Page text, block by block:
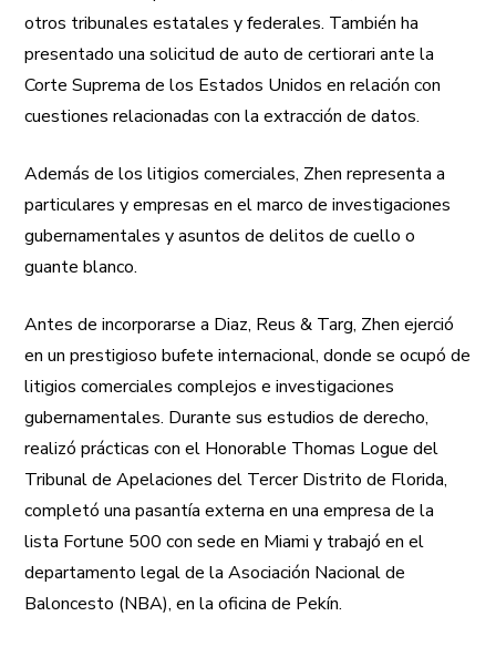
otros tribunales estatales y federales. También ha
presentado una solicitud de auto de certiorari ante la
Corte Suprema de los Estados Unidos en relación con
cuestiones relacionadas con la extracción de datos.
Además de los litigios comerciales, Zhen representa a
particulares y empresas en el marco de investigaciones
gubernamentales y asuntos de delitos de cuello o
guante blanco.
Antes de incorporarse a Diaz, Reus & Targ, Zhen ejerció
en un prestigioso bufete internacional, donde se ocupó de
litigios comerciales complejos e investigaciones
gubernamentales. Durante sus estudios de derecho,
realizó prácticas con el Honorable Thomas Logue del
Tribunal de Apelaciones del Tercer Distrito de Florida,
completó una pasantía externa en una empresa de la
lista Fortune 500 con sede en Miami y trabajó en el
departamento legal de la Asociación Nacional de
Baloncesto (NBA), en la oficina de Pekín.